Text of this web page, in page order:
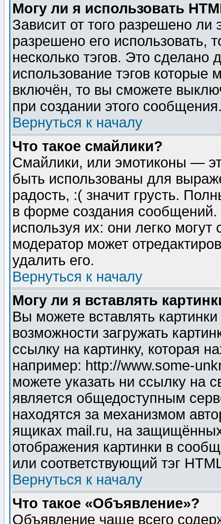
Могу ли я использовать
Зависит от того разрешено
разрешено его использовать,
несколько тэгов. Это сделано
использование тэгов
включён, то вы сможете
при создании этого
Вернуться к началу
Что такое смайлики?
Смайлики, или эмотиконы —
быть использованы для
радость, :( значит грусть.
в форме создания сообщений.
используя их: они легко
модератор может
удалить его.
Вернуться к началу
Могу ли я вставлять
Вы можете вставлять
возможности загружать
ссылку на картинку, которая
например: http://www.some-
можете указать ни ссылку на
является общедоступным
находятся за механизмом
ящиках mail.ru, на
отображения картинки в
или соответствующий тэг
Вернуться к началу
Что такое «Объявление»?
Объявление чаще всего